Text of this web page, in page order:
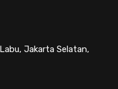
Jakarta Selatan,